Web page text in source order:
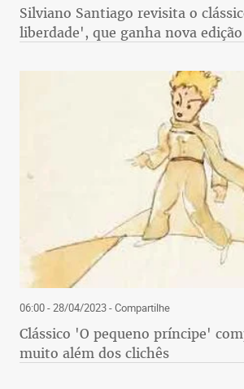
Silviano Santiago revisita o
liberdade', que ganha nova edição
06:00 - 28/04/2023- Compartilhe
Clássico 'O pequeno príncipe'
muito além dos clichês